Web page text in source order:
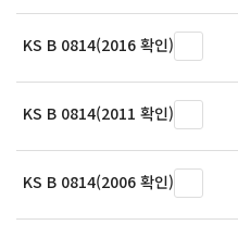
KS B 0814(2016 확인)
KS B 0814(2011 확인)
KS B 0814(2006 확인)